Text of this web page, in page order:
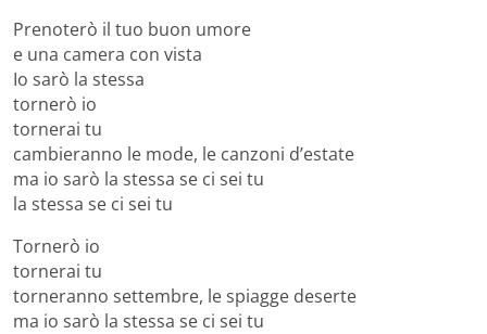
Prenoterò il tuo buon umore
e una camera con vista
Io sarò la stessa
tornerò io
tornerai tu
cambieranno le mode, le canzoni d’estate
ma io sarò la stessa se ci sei tu
la stessa se ci sei tu
Tornerò io
tornerai tu
torneranno settembre, le spiagge deserte
ma io sarò la stessa se ci sei tu